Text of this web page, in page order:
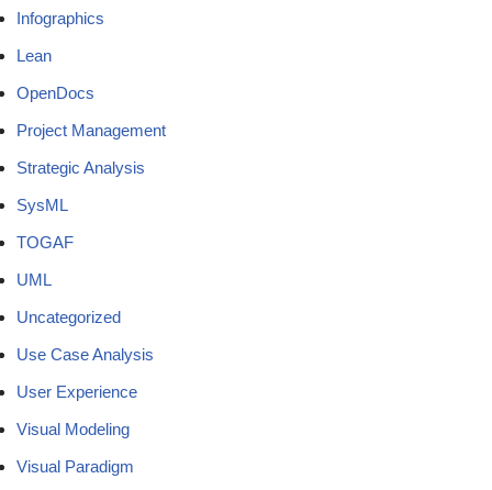
Infographics
Lean
OpenDocs
Project Management
Strategic Analysis
SysML
TOGAF
UML
Uncategorized
Use Case Analysis
User Experience
Visual Modeling
Visual Paradigm